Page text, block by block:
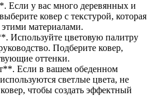
Если у вас много деревянных и
ковер с текстурой, которая
этими материалами.
Используйте цветовую палитру
Подберите ковер,
оттенки.
Если в вашем обеденном
светлые цвета, не
чтобы создать эффектный